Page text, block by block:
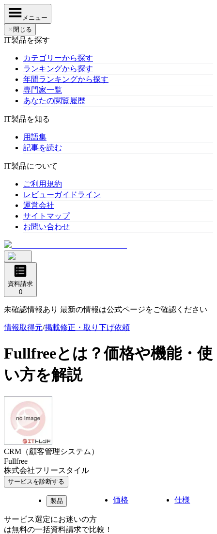
メニュー
✕ 閉じる
IT製品を探す
カテゴリーから探す
ランキングから探す
年間ランキングから探す
専門家一覧
あなたの閲覧履歴
IT製品を知る
用語集
記事を読む
IT製品について
ご利用規約
レビューガイドライン
運営会社
サイトマップ
お問い合わせ
資料請求
0
未確認情報あり 最新の情報は公式ページをご確認ください
情報取得元/掲載修正・取り下げ依頼
Fullfreeとは？価格や機能・使
い方を解説
CRM（顧客管理システム）
Fullfree
株式会社フリースタイル
サービスを診断する
製品 価格 仕様
サービス選定にお迷いの方
は無料の一括資料請求で比較！